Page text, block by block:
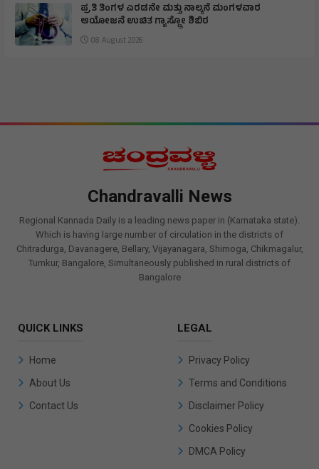
ಪ್ರತಿ ತಿಂಗಳ ಎರಡನೇ ಮತ್ತು ನಾಲ್ಕನೆ ಮಂಗಳವಾರ
ಆಯೋಜನೆ ಉಚಿತ ಗ್ಯಾಸ್ಟ್ರೋ ಶಿಬಿರ
08 August 2026
Chandravalli News
Regional Kannada Daily is a leading news paper in (Karnataka state).
Which is having large number of circulation in the districts of
Chitradurga, Davanagere, Bellary, Vijayanagara, Shimoga, Chikmagalur,
Tumkur, Bangalore, Simultaneously published in rural districts of
Bangalore
QUICK LINKS
Home
About Us
Contact Us
LEGAL
Privacy Policy
Terms and Conditions
Disclaimer Policy
Cookies Policy
DMCA Policy